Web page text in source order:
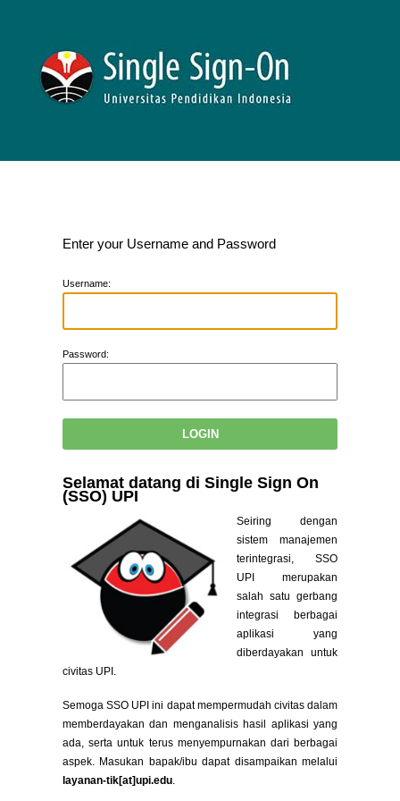
Enter your Username and Password
Username:
Password:
Selamat datang di Single Sign On
(SSO) UPI
Seiring dengan
sistem manajemen
terintegrasi, SSO
UPI merupakan
salah satu gerbang
integrasi berbagai
aplikasi yang
diberdayakan untuk
civitas UPI.
Semoga SSO UPI ini dapat mempermudah civitas dalam
memberdayakan dan menganalisis hasil aplikasi yang
ada, serta untuk terus menyempurnakan dari berbagai
aspek. Masukan bapak/ibu dapat disampaikan melalui
layanan-tik[at]upi.edu.